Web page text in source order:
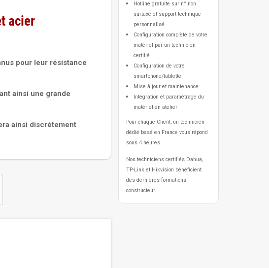
acier
pour leur résistance
ainsi une grande
ainsi discrètement
Hotline gratuite sur n° non
surtaxé et support technique
personnalisé
Configuration complète de votre
matériel par un technicien
certifié
Configuration de votre
smartphone/tablette
Mise à jour et maintenance
Intégration et paramétrage du
matériel en atelier
Pour chaque Client, un technicien
dédié basé en France vous répond
sous 4 heures.
Nos techniciens certifiés Dahua,
TP-Link et Hikvision bénéficient
des dernières formations
constructeur.